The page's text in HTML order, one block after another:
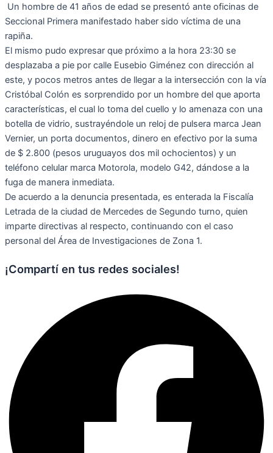
Un hombre de 41 años de edad se presentó ante oficinas de
Seccional Primera manifestado haber sido víctima de una
rapiña.
El mismo pudo expresar que próximo a la hora 23:30 se
desplazaba a pie por calle Eusebio Giménez con dirección al
este, y pocos metros antes de llegar a la intersección con la vía
Cristóbal Colón es sorprendido por un hombre del que aporta
características, el cual lo toma del cuello y lo amenaza con una
botella de vidrio, sustrayéndole un reloj de pulsera marca Jean
Vernier, un porta documentos, dinero en efectivo por la suma
de $ 2.800 (pesos uruguayos dos mil ochocientos) y un
teléfono celular marca Motorola, modelo G42, dándose a la
fuga de manera inmediata.
De acuerdo a la denuncia presentada, es enterada la Fiscalía
Letrada de la ciudad de Mercedes de Segundo turno, quien
imparte directivas al respecto, continuando con el caso
personal del Área de Investigaciones de Zona 1.
¡Compartí en tus redes sociales!